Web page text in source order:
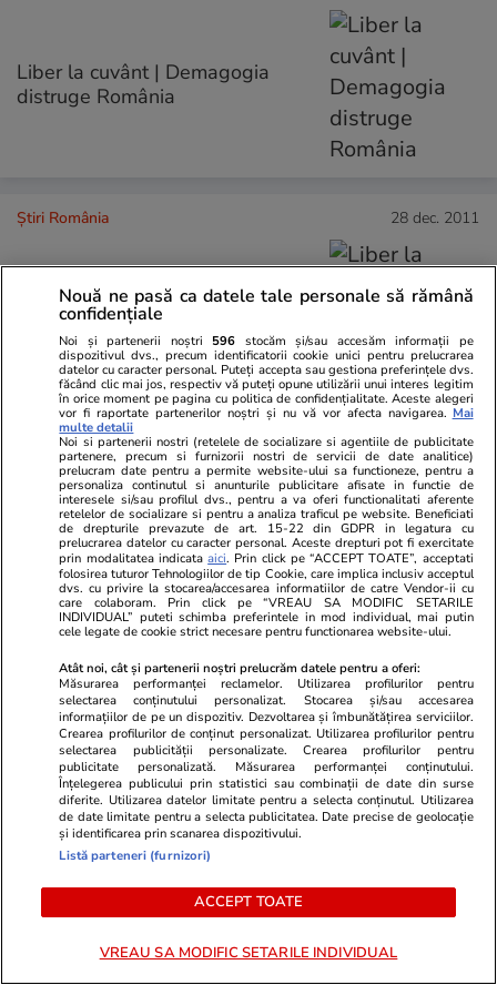
Liber la cuvânt | Demagogia
distruge România
Știri România 28 dec. 2011
Liber la cuvânt | Unde urma să
fie îngropat Ceauşescu?
Știri România 27 dec. 2011
Liber la cuvânt | O icoană în
pixeli
1 2 ••• 4
Libertatea.ro
Ultimele știri
Știri România
Infrastructura
Război Iran
Divertisment
Muzică și Filme
Horoscop
Retete culinare
știri
Nouă ne pasă ca datele tale personale să rămână
confidențiale
Noi și partenerii noștri 596 stocăm și/sau accesăm informații pe
dispozitivul dvs., precum identificatorii cookie unici pentru prelucrarea
datelor cu caracter personal. Puteți accepta sau gestiona preferințele dvs.
făcând clic mai jos, respectiv vă puteți opune utilizării unui interes legitim
în orice moment pe pagina cu politica de confidențialitate. Aceste alegeri
vor fi raportate partenerilor noștri și nu vă vor afecta navigarea. Mai
multe detalii
Noi si partenerii nostri (retelele de socializare si agentiile de publicitate
partenere, precum si furnizorii nostri de servicii de date analitice)
prelucram date pentru a permite website-ului sa functioneze, pentru a
personaliza continutul si anunturile publicitare afisate in functie de
interesele si/sau profilul dvs., pentru a va oferi functionalitati aferente
retelelor de socializare si pentru a analiza traficul pe website. Beneficiati
de drepturile prevazute de art. 15-22 din GDPR in legatura cu
prelucrarea datelor cu caracter personal. Aceste drepturi pot fi exercitate
prin modalitatea indicataaici. Prin click pe “ACCEPT TOATE”, acceptati
folosirea tuturor Tehnologiilor de tip Cookie, care implica inclusiv acceptul
dvs. cu privire la stocarea/accesarea informatiilor de catre Vendor-ii cu
care colaboram. Prin click pe “VREAU SA MODIFIC SETARILE
INDIVIDUAL” puteti schimba preferintele in mod individual, mai putin
cele legate de cookie strict necesare pentru functionarea website-ului.
Atât noi, cât și partenerii noștri prelucrăm datele pentru a oferi:
Măsurarea performanței reclamelor. Utilizarea profilurilor pentru
selectarea conținutului personalizat. Stocarea și/sau accesarea
informațiilor de pe un dispozitiv. Dezvoltarea și îmbunătățirea serviciilor.
Crearea profilurilor de conținut personalizat. Utilizarea profilurilor pentru
selectarea publicității personalizate. Crearea profilurilor pentru
publicitate personalizată. Măsurarea performanței conținutului.
Înțelegerea publicului prin statistici sau combinații de date din surse
diferite. Utilizarea datelor limitate pentru a selecta conținutul. Utilizarea
de date limitate pentru a selecta publicitatea. Date precise de geolocație
și identificarea prin scanarea dispozitivului.
Listă parteneri (furnizori)
ACCEPT TOATE
VREAU SA MODIFIC SETARILE INDIVIDUAL